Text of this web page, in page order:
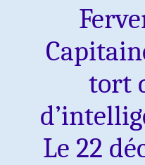
tort
Le 22